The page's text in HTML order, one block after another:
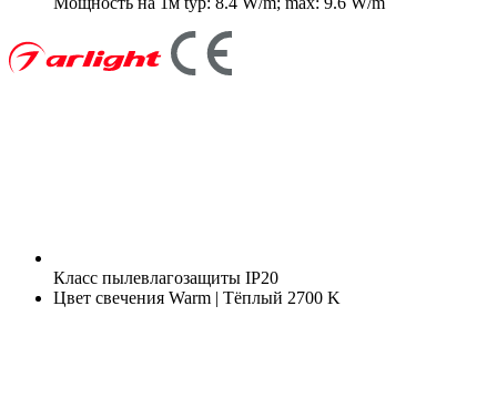
Класс пылевлагозащиты IP20
Цвет свечения Warm | Тёплый 2700 K